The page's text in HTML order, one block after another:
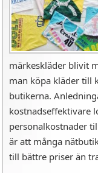
märkeskläder blivit
man köpa kläder till
butikerna.
kostnadseffektivare
personalkostnader
är att många
till bättre priser än